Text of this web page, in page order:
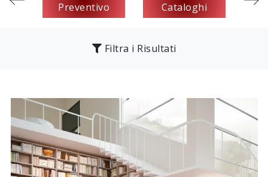
Preventivo
Cataloghi
Filtra i Risultati